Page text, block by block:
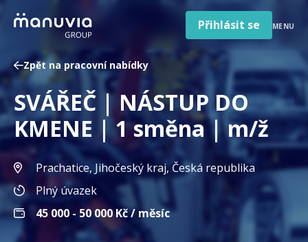
Poradna a články
Pro firmy a zaměstnavatele
O nás
Čeština
Jazyk
Česká republika
Země
/
region
Přihlásit se MENU
Zpět na pracovní nabídky
SVÁŘEČ | NÁSTUP DO
KMENE | 1 směna | m/ž
Prachatice, Jihočeský kraj, Česká republika
Plný úvazek
45 000 - 50 000Kč / měsíc